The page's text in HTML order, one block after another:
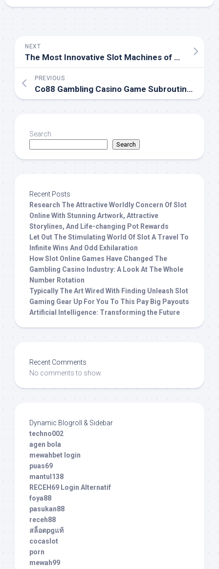
NEXT
The Most Innovative Slot Machines of All Time
PREVIOUS
Co88 Gambling Casino Game Subroutine Library Social Structure And Organisation
Search
Search
Recent Posts
Research The Attractive Worldly Concern Of Slot
Online With Stunning Artwork, Attractive
Storylines, And Life-changing Pot Rewards
Let Out The Stimulating World Of Slot A Travel To
Infinite Wins And Odd Exhilaration
How Slot Online Games Have Changed The
Gambling Casino Industry: A Look At The Whole
Number Rotation
Typically The Art Wired With Finding Unleash Slot
Gaming Gear Up For You To This Pay Big Payouts
Artificial Intelligence: Transforming the Future
Recent Comments
No comments to show.
Dynamic Blogroll & Sidebar
techno002
agen bola
mewahbet login
puas69
mantul138
RECEH69 Login Alternatif
foya88
pasukan88
receh88
สล็อตpgแท้
cocaslot
porn
mewah99